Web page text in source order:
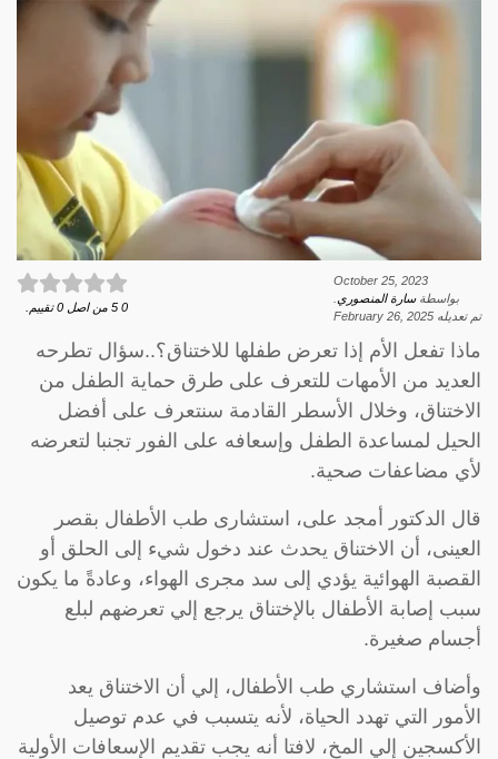
October 25, 2023
بواسطةسارة المنصوري
تم تعديله February 26, 2025
0
5 من اصل 0 تقييم.
ماذا تفعل الأم إذا تعرض طفلها للاختناق؟..سؤال تطرحه
العديد من الأمهات للتعرف على طرق حماية الطفل من
الاختناق، وخلال الأسطر القادمة سنتعرف على أفضل
الحيل لمساعدة الطفل وإسعافه على الفور تجنبا لتعرضه
لأي مضاعفات صحية.
قال الدكتور أمجد على، استشارى طب الأطفال بقصر
العينى، أن الاختناق يحدث عند دخول شيء إلى الحلق أو
القصبة الهوائية يؤدي إلى سد مجرى الهواء، وعادةً ما يكون
سبب إصابة الأطفال بالإختناق يرجع إلي تعرضهم لبلع
أجسام صغيرة.
وأضاف استشاري طب الأطفال، إلي أن الاختناق يعد
الأمور التي تهدد الحياة، لأنه يتسبب في عدم توصيل
الأكسجين إلي المخ، لافتا أنه يجب تقديم الإسعافات الأولية